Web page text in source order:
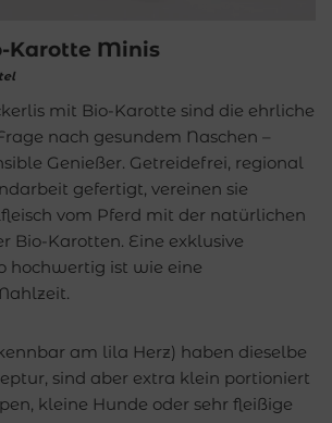
Karotte Minis
mit Bio-Karotte sind die ehrliche
nach gesundem Naschen –
Genießer. Getreidefrei, regional
gefertigt, vereinen sie
vom Pferd mit der natürlichen
Bio-Karotten. Eine exklusive
hochwertig ist wie eine
am lila Herz) haben dieselbe
sind aber extra klein portioniert
kleine Hunde oder sehr fleißige